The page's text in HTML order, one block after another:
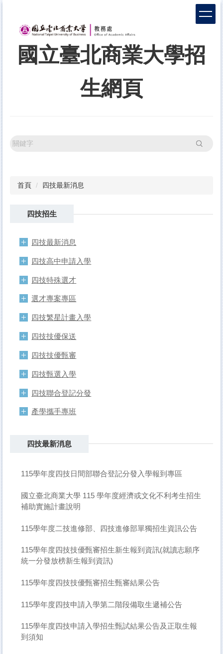
國立臺北商業大學招
生網頁
搜尋
首頁 四技最新消息
四技招生
四技最新消息
四技高中申請入學
四技特殊選才
選才專案專區
四技繁星計畫入學
四技技優保送
四技技優甄審
四技甄選入學
四技聯合登記分發
產學攜手專班
四技最新消息
115學年度四技日間部聯合登記分發入學報到專區
國立臺北商業大學 115 學年度經濟或文化不利考生招生
補助實施計畫說明
115學年度二技進修部、四技進修部單獨招生資訊公告
115學年度四技技優甄審招生新生報到資訊(就讀志願序
統一分發放榜新生報到資訊)
115學年度四技技優甄審招生甄審結果公告
115學年度四技申請入學第二階段備取生遞補公告
115學年度四技申請入學招生甄試結果公告及正取生報
到須知